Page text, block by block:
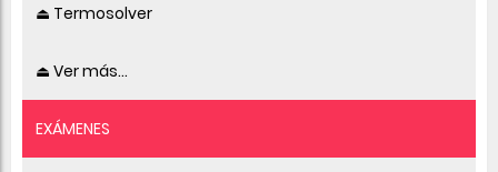
⏏ Termosolver
⏏ Ver más...
EXÁMENES